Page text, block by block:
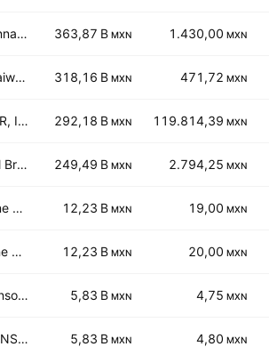
Lennar Corporation Class A 363,87 B MXN 1.430,00 MXN
Daiwa House Industry Co., Ltd. 318,16 B MXN 471,72 MXN
NVR, Inc. 292,18 B MXN 119.814,39 MXN
Toll Brothers, Inc. 249,49 B MXN 2.794,25 MXN
Dine Sab de CV Class A 12,23 B MXN 19,00 MXN
Dine Sab de CV Class B 12,23 B MXN 20,00 MXN
Consorcio ARA SAB de CV 5,83 B MXN 4,75 MXN
CONSORCIO ARA 5,83 B MXN 4,80 MXN